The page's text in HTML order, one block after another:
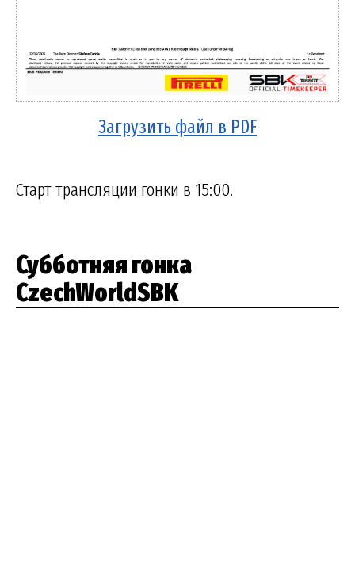
Загрузить файл в PDF
Старт трансляции гонки в 15:00.
Субботняя гонка
CzechWorldSBK